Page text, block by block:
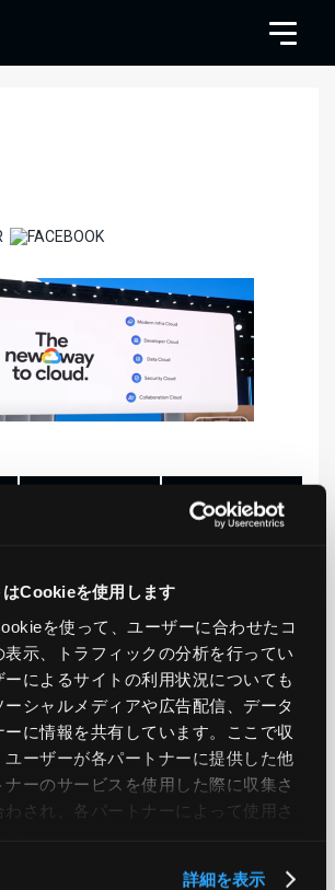
Cookieを使用します
を使って、ユーザーに合わせたコ
表示、トラフィックの分析を行ってい
ーによるサイトの利用状況についても
シャルメディアや広告配信、データ
に情報を共有しています。ここで収
ーザーが各パートナーに提供した他
ーのサービスを使用した際に収集さ
わされ、各パートナーによって使用さ
詳細を表示
BACK TO LIST
Azure ON PREMISE